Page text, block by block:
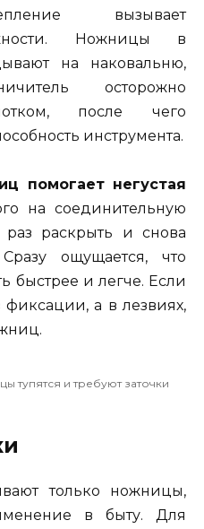
вызывает
Ножницы в
на наковальню,
осторожно
после чего
инструмента.
помогает негустая
на соединительную
раскрыть и снова
ощущается, что
быстрее и легче. Если
а в лезвиях,
и требуют заточки
только ножницы,
в быту. Для